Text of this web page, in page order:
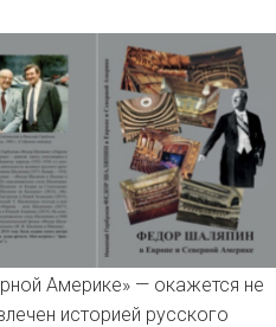
Америке» — окажется не
историей русского